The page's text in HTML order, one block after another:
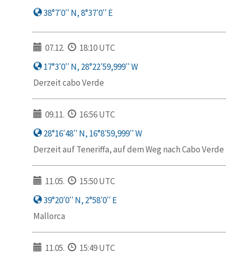
38°7′0′′ N, 8°37′0′′ E
07.12.
18:10 UTC
17°3′0′′ N, 28°22′59,999′′ W
Derzeit cabo Verde
09.11.
16:56 UTC
28°16′48′′ N, 16°8′59,999′′ W
Derzeit auf Teneriffa, auf dem Weg nach Cabo Verde
11.05.
15:50 UTC
39°20′0′′ N, 2°58′0′′ E
Mallorca
11.05.
15:49 UTC